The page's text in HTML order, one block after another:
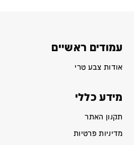
עמודים ראשיים
אודות צבע טרי
מידע כללי
תקנון האתר
מדיניות פרטיות